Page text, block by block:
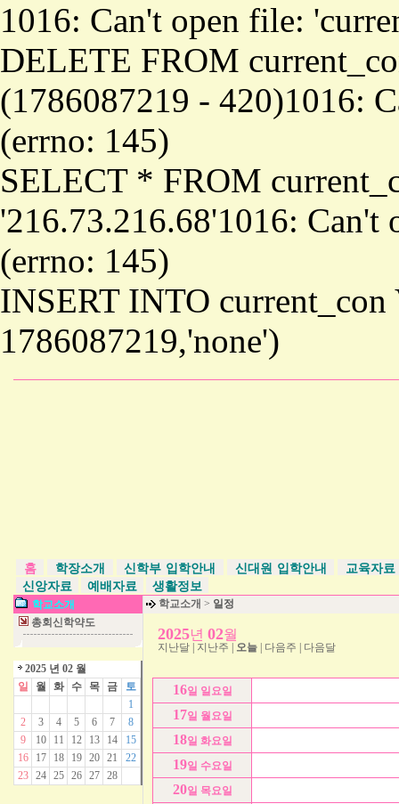
1016: Can't open file:
DELETE FROM
(1786087219 - 420)1016:
(errno: 145)
SELECT * FROM
'216.73.216.68'1016:
(errno: 145)
INSERT INTO
1786087219,'none')
홈 학장소개 신학부 입학안내 신대원 입학안내
교육자료
신앙자료
예배자료 생활정보
학교소개
총회신학약도
2025 년 02 월
일
월 화 수 목 금
토
1
2
3 4 5 6 7
8
9
10 11 12 13 14
15
16
17 18 19 20 21
22
23
24 25 26 27 28
학교소개 > 일정
2025년 02월
지난달 지난주 오늘 다음주 다음달
16일 일요일
17일 월요일
18일 화요일
19일 수요일
20일 목요일